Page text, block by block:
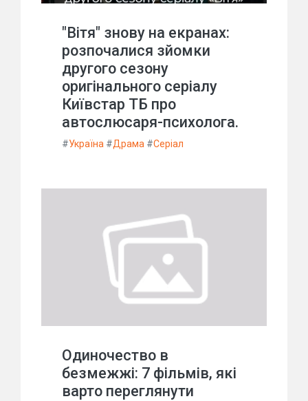
"Вітя" знову на екранах:
розпочалися зйомки
другого сезону
оригінального серіалу
Київстар ТБ про
автослюсаря-психолога.
#Україна #Драма #Серіал
Одиночество в
безмежжі: 7 фільмів, які
варто переглянути